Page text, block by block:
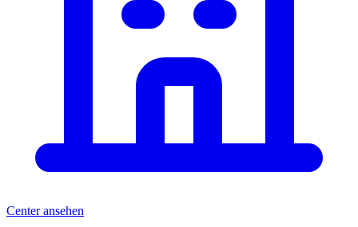
Center ansehen